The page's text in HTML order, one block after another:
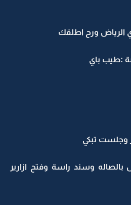
الرياض ورح اطلقك
:طيب باي
وجلست تبكي
وسند راسة وفتح ازارير